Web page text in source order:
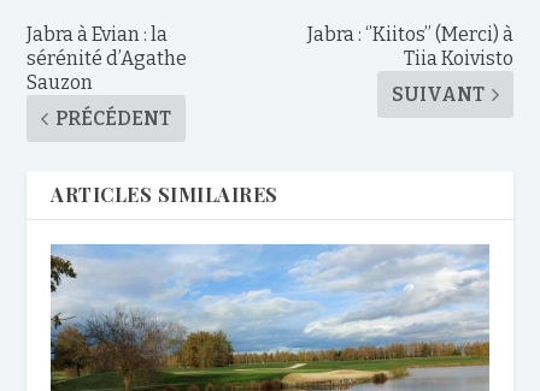
Jabra à Evian : la
sérénité d’Agathe
Sauzon
PRÉCÉDENT
Jabra : ‘’Kiitos’’ (Merci) à
Tiia Koivisto
SUIVANT
ARTICLES SIMILAIRES